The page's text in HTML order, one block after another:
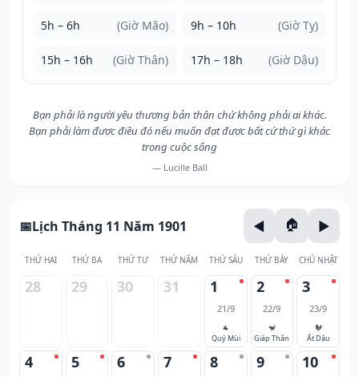
5h – 6h (Giờ Mão) 9h – 10h (Giờ Tỵ)
15h – 16h (Giờ Thân) 17h – 18h (Giờ Dậu)
Bạn phải là người yêu thương bản thân chứ không phải ai khác.
Bạn phải làm được điều đó nếu muốn đạt được bất cứ thứ gì khác
trong cuộc sống
— Lucille Ball
Lịch Tháng 11 Năm 1901
THỨ HAI THỨ BA THỨ TƯ THỨ NĂM THỨ SÁU THỨ BẢY CHỦ NHẬT
28 29 30 31 1
21/9
🐐
Quý Mùi
2
22/9
🐒
Giáp Thân
3
23/9
🐓
Ất Dậu
4 5 6 7 8 9 10